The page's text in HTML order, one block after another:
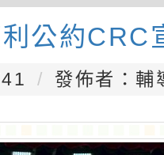
公約CRC
發佈者：輔